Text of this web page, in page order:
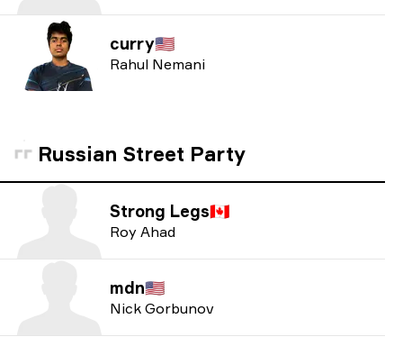
curry🇺🇸
Rahul Nemani
Russian Street Party
Strong Legs🇨🇦
Roy Ahad
mdn🇺🇸
Nick Gorbunov